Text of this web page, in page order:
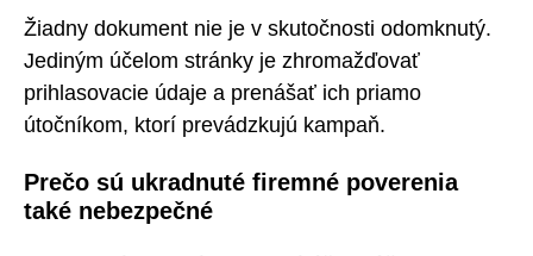
Žiadny dokument nie je v skutočnosti odomknutý.
Jediným účelom stránky je zhromažďovať
prihlasovacie údaje a prenášať ich priamo
útočníkom, ktorí prevádzkujú kampaň.
Prečo sú ukradnuté firemné poverenia
také nebezpečné